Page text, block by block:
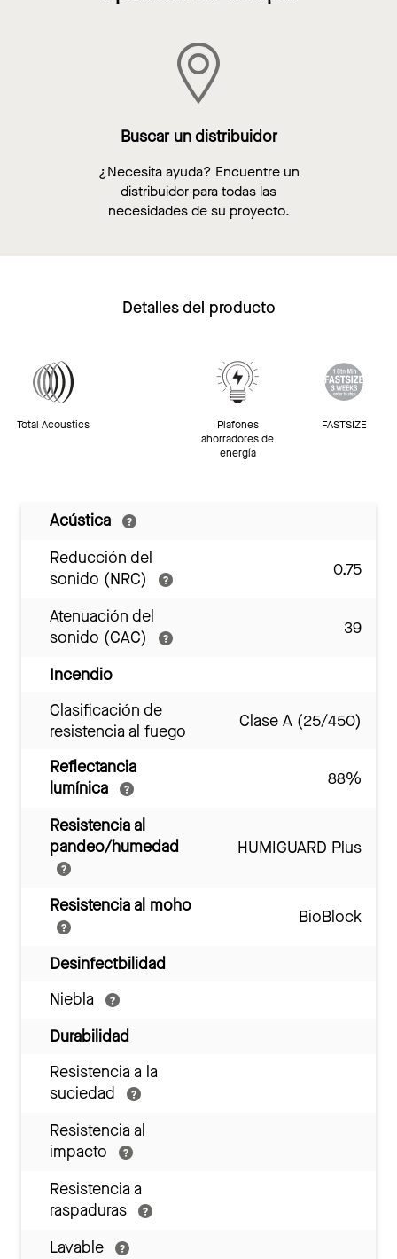
Buscar un distribuidor
¿Necesita ayuda? Encuentre un
distribuidor para todas las
necesidades de su proyecto.
Detalles del producto
Total Acoustics
Plafones
ahorradores de
energía
FASTSIZE
Acústica
Reducción del
sonido (NRC)
0.75
Atenuación del
sonido (CAC)
39
Incendio
Clasificación de
resistencia al fuego
Clase A (25/450)
Reflectancia
lumínica
88%
Resistencia al
pandeo/humedad
HUMIGUARD Plus
Resistencia al moho
BioBlock
Desinfectbilidad
Niebla
Durabilidad
Resistencia a la
suciedad
Resistencia al
impacto
Resistencia a
raspaduras
Lavable